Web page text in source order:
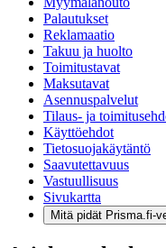
Palautukset
Reklamaatio
Takuu ja huolto
Toimitustavat
Maksutavat
Asennuspalvelut
Tilaus- ja
Käyttöehdot
Tietosuojakäytäntö
Saavutettavuus
Vastuullisuus
Sivukartta
Mitä pidät Prisma.fi-